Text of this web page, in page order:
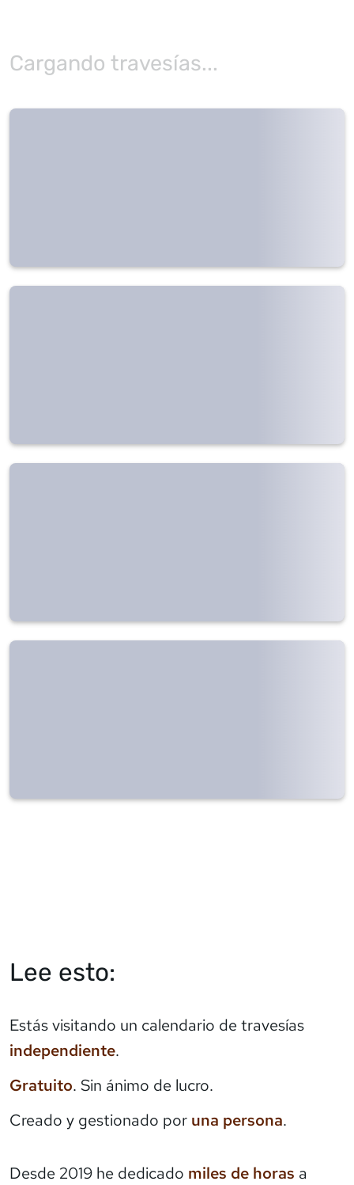
Cargando travesías...
Lee esto:
Estás visitando un calendario de travesías
independiente.
Gratuito. Sin ánimo de lucro.
Creado y gestionado por una persona.
Desde 2019 he dedicado miles de horas a